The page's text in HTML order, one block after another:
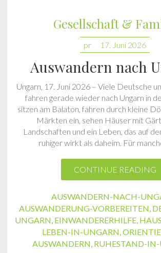
Gesellschaft &
pr 17. Juni 2026
Auswandern nach
Ungarn, 17. Juni 2026 – Viele Deutsche
fahren gerade wieder nach Ungarn in
sitzen am Balaton, fahren durch kleine
Märkten ein, sehen Häuser mit
Landschaften und ein Leben, das auf
ruhiger wirkt als daheim. Für
CONTINUE READING
AUSWANDERN-NACH-
AUSWANDERUNG-VORBEREITEN,
UNGARN, EINWANDERERHILFE,
LEBEN-IN-UNGARN,
AUSWANDERN, RUHESTAND-